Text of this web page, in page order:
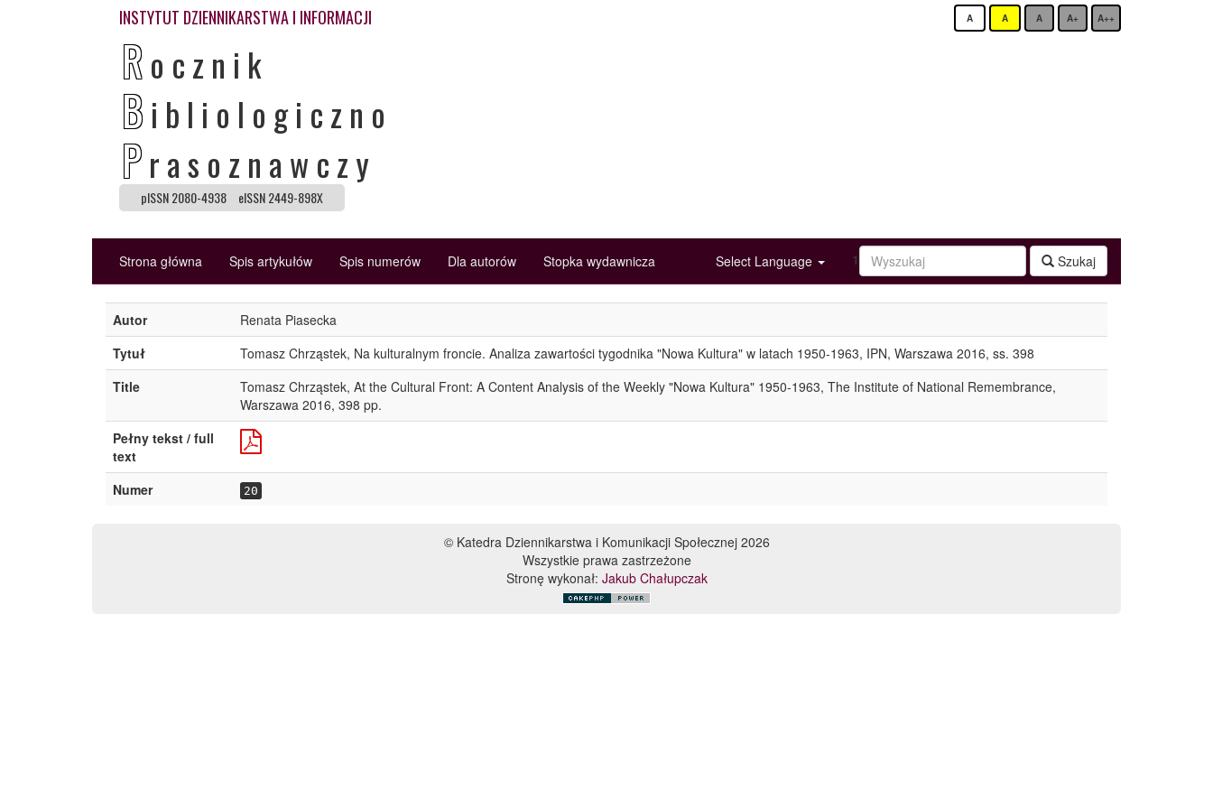
INSTYTUT DZIENNIKARSTWA I INFORMACJI
Rocznik
B ibliologiczno
Prasoznawczy
pISSN 2080-4938 eISSN 2449-898X
A A A A+ A++
Strona główna Spis artykułów Spis numerów Dla autorów Stopka wydawnicza 1 Szukaj
Select Language
Autor
Renata Piasecka
Tytuł
Tomasz Chrząstek, Na kulturalnym froncie. Analiza zawartości tygodnika "Nowa Kultura" w latach 1950-1963, IPN, Warszawa 2016, ss. 398
Title
Tomasz Chrząstek, At the Cultural Front: A Content Analysis of the Weekly "Nowa Kultura" 1950-1963, The Institute of National Remembrance,
Warszawa 2016, 398 pp.
Pełny tekst / full
text
Numer
20
© Katedra Dziennikarstwa i Komunikacji Społecznej 2026
Wszystkie prawa zastrzeżone
Stronę wykonał: Jakub Chałupczak